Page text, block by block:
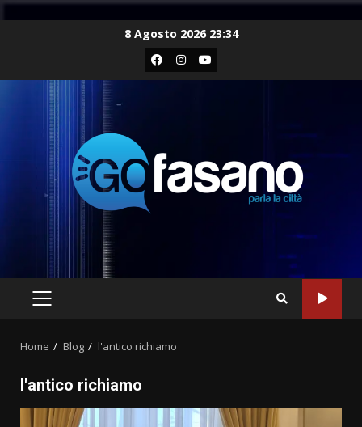
8 Agosto 2026 23:34
Facebook
Instagram
Youtube
PRIMARY
Home Blog l'antico richiamo
l'antico richiamo